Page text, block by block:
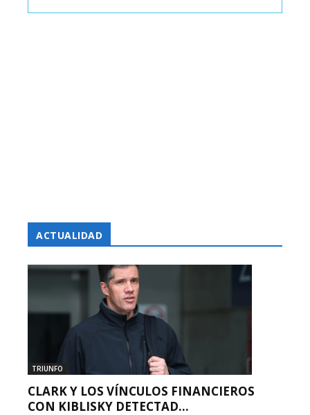
ACTUALIDAD
TRIUNFO
CLARK Y LOS VÍNCULOS FINANCIEROS
CON KIBLISKY DETECTAD...